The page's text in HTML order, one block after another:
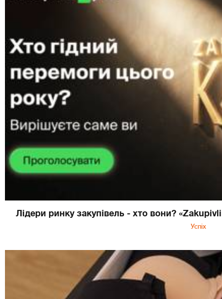
Лідери ринку закупівель - хто вони?
Успіх